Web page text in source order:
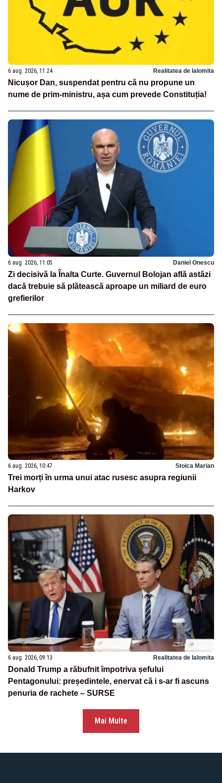
6 aug. 2026, 11:24 Realitatea de Ialomita
Nicușor Dan, suspendat pentru că nu propune un
nume de prim-ministru, așa cum prevede Constituția!
6 aug. 2026, 11:05 Daniel Onescu
Zi decisivă la Înalta Curte. Guvernul Bolojan află astăzi
dacă trebuie să plătească aproape un miliard de euro
grefierilor
6 aug. 2026, 10:47 Stoica Marian
Trei morți în urma unui atac rusesc asupra regiunii
Harkov
6 aug. 2026, 09:13 Realitatea de Ialomita
Donald Trump a răbufnit împotriva șefului
Pentagonului: președintele, enervat că i s-ar fi ascuns
penuria de rachete – SURSE
Mai Multe